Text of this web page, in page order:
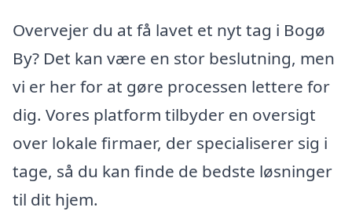
Overvejer du at få lavet et nyt tag i Bogø
By? Det kan være en stor beslutning, men
vi er her for at gøre processen lettere for
dig. Vores platform tilbyder en oversigt
over lokale firmaer, der specialiserer sig i
tage, så du kan finde de bedste løsninger
til dit hjem.